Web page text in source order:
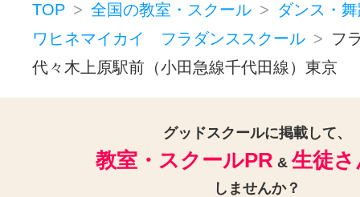
TOP 全国の教室・スクール
ダンス・
ワヒネマイカイ フラダンススクール
フ
代々木上原駅前（小田急線千代田線）東京
グッドスクールに掲載して、
教室・スクールPR & 生徒
しませんか？